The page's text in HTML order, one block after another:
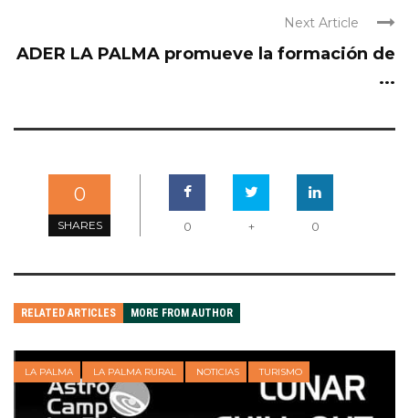
Next Article
ADER LA PALMA promueve la formación de
...
0
SHARES 0 + 0
RELATED ARTICLES MORE FROM AUTHOR
LA PALMA LA PALMA RURAL NOTICIAS TURISMO